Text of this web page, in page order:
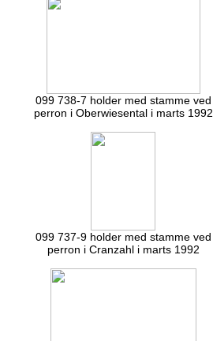
099 738-7 holder med stamme ved
perron i Oberwiesental i marts 1992
099 737-9 holder med stamme ved
perron i Cranzahl i marts 1992